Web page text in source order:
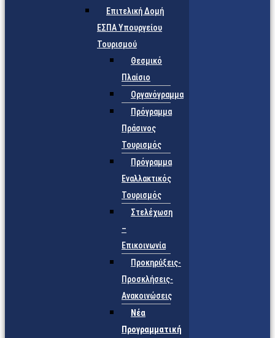
Επιτελική Δομή
ΕΣΠΑ Υπουργείου
Τουρισμού
Θεσμικό
Πλαίσιο
Οργανόγραμμα
Πρόγραμμα
Πράσινος
Τουρισμός
Πρόγραμμα
Εναλλακτικός
Τουρισμός
Στελέχωση
–
Επικοινωνία
Προκηρύξεις-
Προσκλήσεις-
Ανακοινώσεις
Νέα
Προγραμματική